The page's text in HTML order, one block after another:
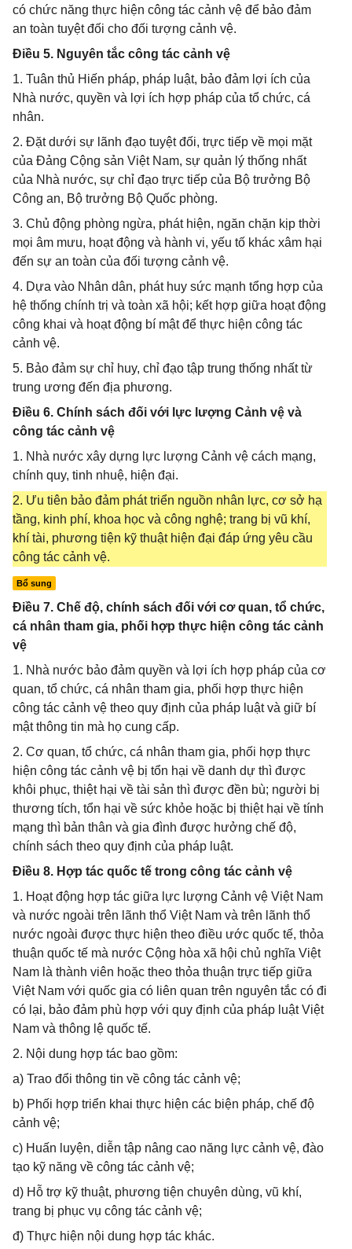
có chức năng thực hiện công tác cảnh vệ để bảo đảm
an toàn tuyệt đối cho đối tượng cảnh vệ.
Điều 5. Nguyên tắc công tác cảnh vệ
1. Tuân thủ Hiến pháp, pháp luật, bảo đảm lợi ích của
Nhà nước, quyền và lợi ích hợp pháp của tổ chức, cá
nhân.
2. Đặt dưới sự lãnh đạo tuyệt đối, trực tiếp về mọi mặt
của Đảng Cộng sản Việt Nam, sự quản lý thống nhất
của Nhà nước, sự chỉ đạo trực tiếp của Bộ trưởng Bộ
Công an, Bộ trưởng Bộ Quốc phòng.
3. Chủ động phòng ngừa, phát hiện, ngăn chặn kịp thời
mọi âm mưu, hoạt động và hành vi, yếu tố khác xâm hại
đến sự an toàn của đối tượng cảnh vệ.
4. Dựa vào Nhân dân, phát huy sức mạnh tổng hợp của
hệ thống chính trị và toàn xã hội; kết hợp giữa hoạt động
công khai và hoạt động bí mật để thực hiện công tác
cảnh vệ.
5. Bảo đảm sự chỉ huy, chỉ đạo tập trung thống nhất từ
trung ương đến địa phương.
Điều 6. Chính sách đối với lực lượng Cảnh vệ và
công tác cảnh vệ
1. Nhà nước xây dựng lực lượng Cảnh vệ cách mạng,
chính quy, tinh nhuệ, hiện đại.
2. Ưu tiên bảo đảm phát triển nguồn nhân lực, cơ sở hạ
tầng, kinh phí, khoa học và công nghệ; trang bị vũ khí,
khí tài, phương tiện kỹ thuật hiện đại đáp ứng yêu cầu
công tác cảnh vệ.
Bổ sung
Điều 7. Chế độ, chính sách đối với cơ quan, tổ chức,
cá nhân tham gia, phối hợp thực hiện công tác cảnh
vệ
1. Nhà nước bảo đảm quyền và lợi ích hợp pháp của cơ
quan, tổ chức, cá nhân tham gia, phối hợp thực hiện
công tác cảnh vệ theo quy định của pháp luật và giữ bí
mật thông tin mà họ cung cấp.
2. Cơ quan, tổ chức, cá nhân tham gia, phối hợp thực
hiện công tác cảnh vệ bị tổn hại về danh dự thì được
khôi phục, thiệt hại về tài sản thì được đền bù; người bị
thương tích, tổn hại về sức khỏe hoặc bị thiệt hại về tính
mạng thì bản thân và gia đình được hưởng chế độ,
chính sách theo quy định của pháp luật.
Điều 8. Hợp tác quốc tế trong công tác cảnh vệ
1. Hoạt động hợp tác giữa lực lượng Cảnh vệ Việt Nam
và nước ngoài trên lãnh thổ Việt Nam và trên lãnh thổ
nước ngoài được thực hiện theo điều ước quốc tế, thỏa
thuận quốc tế mà nước Cộng hòa xã hội chủ nghĩa Việt
Nam là thành viên hoặc theo thỏa thuận trực tiếp giữa
Việt Nam với quốc gia có liên quan trên nguyên tắc có đi
có lại, bảo đảm phù hợp với quy định của pháp luật Việt
Nam và thông lệ quốc tế.
2. Nội dung hợp tác bao gồm:
a) Trao đổi thông tin về công tác cảnh vệ;
b) Phối hợp triển khai thực hiện các biện pháp, chế độ
cảnh vệ;
c) Huấn luyện, diễn tập nâng cao năng lực cảnh vệ, đào
tạo kỹ năng về công tác cảnh vệ;
d) Hỗ trợ kỹ thuật, phương tiện chuyên dùng, vũ khí,
trang bị phục vụ công tác cảnh vệ;
đ) Thực hiện nội dung hợp tác khác.